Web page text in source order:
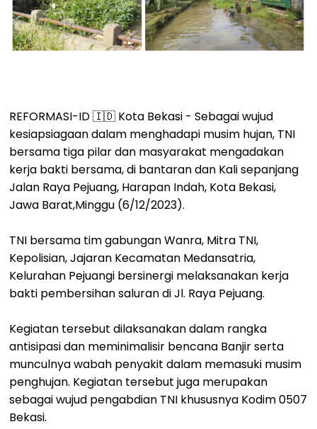
REFORMASI-ID 🇮🇩 Kota Bekasi - Sebagai wujud
kesiapsiagaan dalam menghadapi musim hujan, TNI
bersama tiga pilar dan masyarakat mengadakan
kerja bakti bersama, di bantaran dan Kali sepanjang
Jalan Raya Pejuang, Harapan Indah, Kota Bekasi,
Jawa Barat,Minggu (6/12/2023).
TNI bersama tim gabungan Wanra, Mitra TNI,
Kepolisian, Jajaran Kecamatan Medansatria,
Kelurahan Pejuangi bersinergi melaksanakan kerja
bakti pembersihan saluran di Jl. Raya Pejuang.
Kegiatan tersebut dilaksanakan dalam rangka
antisipasi dan meminimalisir bencana Banjir serta
munculnya wabah penyakit dalam memasuki musim
penghujan. Kegiatan tersebut juga merupakan
sebagai wujud pengabdian TNI khususnya Kodim 0507
Bekasi.